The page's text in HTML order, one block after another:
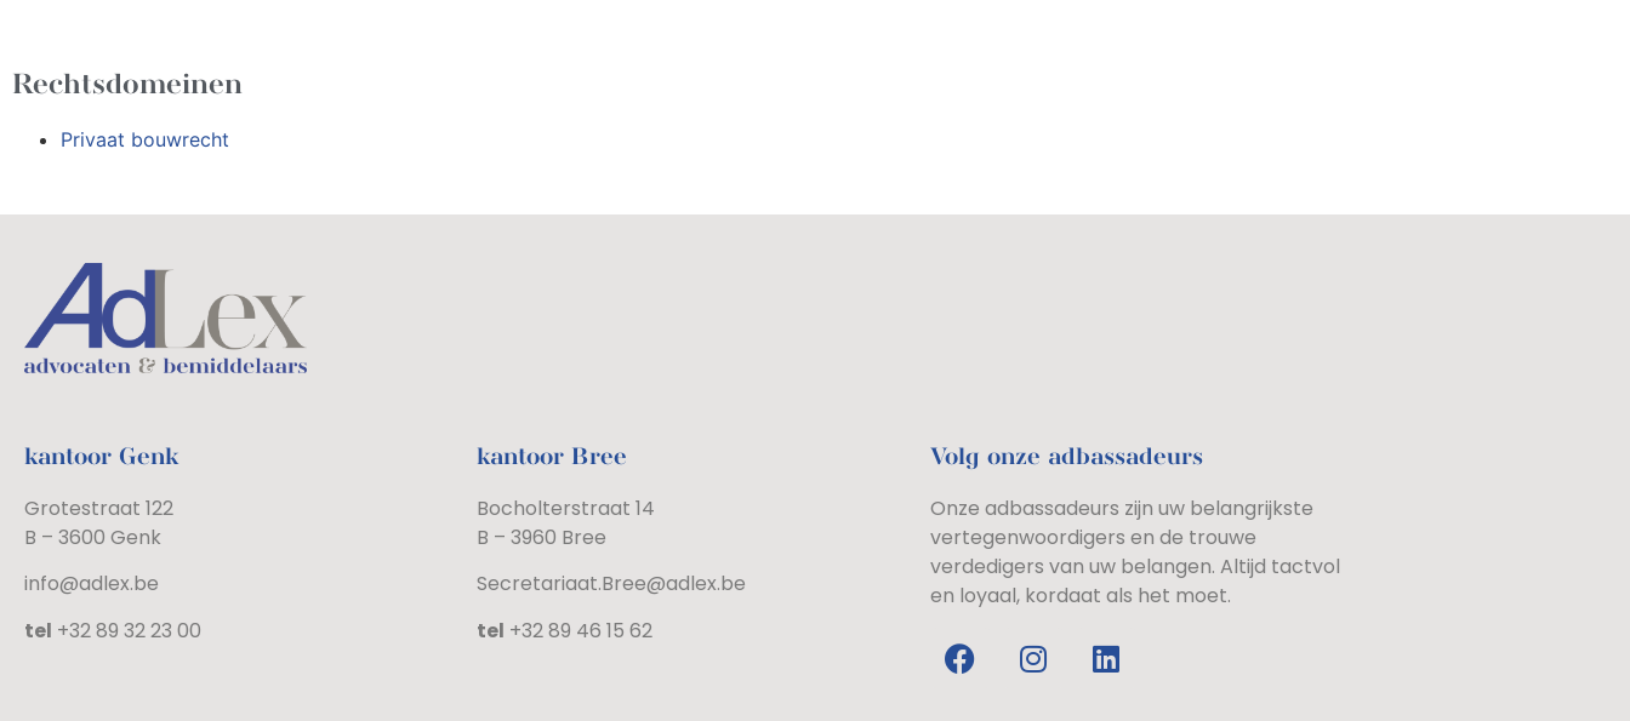
Rechtsdomeinen
Privaat bouwrecht
kantoor Genk
Grotestraat 122
B – 3600 Genk
info@adlex.be
tel +32 89 32 23 00
kantoor Bree
Bocholterstraat 14
B – 3960 Bree
Secretariaat.Bree@adlex.be
tel +32 89 46 15 62
Volg onze adbassadeurs
Onze adbassadeurs zijn uw belangrijkste
vertegenwoordigers en de trouwe
verdedigers van uw belangen. Altijd tactvol
en loyaal, kordaat als het moet.